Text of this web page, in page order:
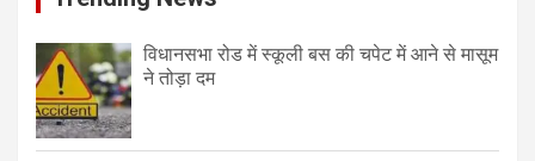
विधानसभा रोड में स्कूली बस की चपेट में आने से मासूम
ने तोड़ा दम